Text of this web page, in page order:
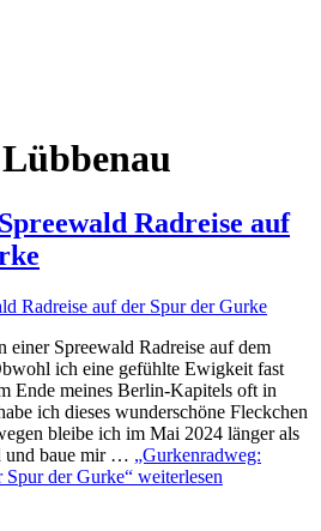
Lübbenau
Radreise auf
einer Spreewald Radreise auf dem
ich eine gefühlte Ewigkeit fast
Ende meines Berlin-Kapitels oft in
ich dieses wunderschöne Fleckchen
bleibe ich im Mai 2024 länger als
und baue mir … „Gurkenradweg:
Spur der Gurke“ weiterlesen